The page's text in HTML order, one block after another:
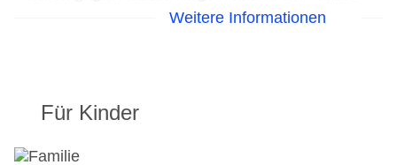
Uhr, KinderhochstuhlWeitere Informationen
Für Kinder